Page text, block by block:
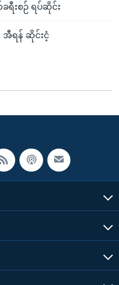
းစဉ် ရပ်ဆိုင်း
အီရန် ဆိုင်းငံ့